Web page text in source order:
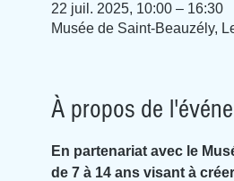
22 juil. 2025, 10:00 – 16:30
Musée de Saint-Beauzély,
À propos de
En partenariat avec le
de 7 à 14 ans visant à